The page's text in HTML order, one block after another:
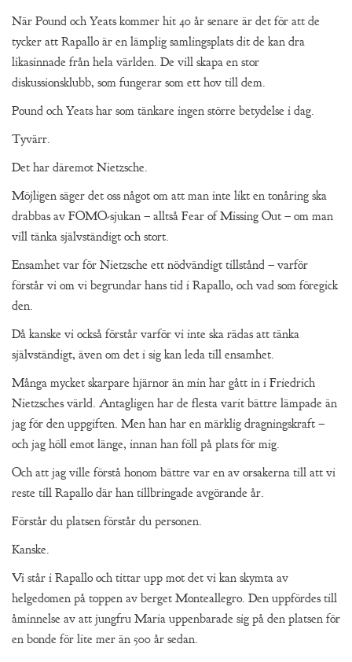
När Pound och Yeats kommer hit 40 år senare är det för att de
tycker att Rapallo är en lämplig samlingsplats dit de kan dra
likasinnade från hela världen. De vill skapa en stor
diskussionsklubb, som fungerar som ett hov till dem.
Pound och Yeats har som tänkare ingen större betydelse i dag.
Tyvärr.
Det har däremot Nietzsche.
Möjligen säger det oss något om att man inte likt en tonåring ska
drabbas av FOMO-sjukan – alltså Fear of Missing Out – om man
vill tänka självständigt och stort.
Ensamhet var för Nietzsche ett nödvändigt tillstånd – varför
förstår vi om vi begrundar hans tid i Rapallo, och vad som föregick
den.
Då kanske vi också förstår varför vi inte ska rädas att tänka
självständigt, även om det i sig kan leda till ensamhet.
Många mycket skarpare hjärnor än min har gått in i Friedrich
Nietzsches värld. Antagligen har de flesta varit bättre lämpade än
jag för den uppgiften. Men han har en märklig dragningskraft –
och jag höll emot länge, innan han föll på plats för mig.
Och att jag ville förstå honom bättre var en av orsakerna till att vi
reste till Rapallo där han tillbringade avgörande år.
Förstår du platsen förstår du personen.
Kanske.
Vi står i Rapallo och tittar upp mot det vi kan skymta av
helgedomen på toppen av berget Monteallegro. Den uppfördes till
åminnelse av att jungfru Maria uppenbarade sig på den platsen för
en bonde för lite mer än 500 år sedan.